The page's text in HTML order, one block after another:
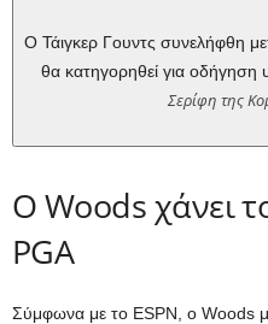
Ο Τάιγκερ Γουντς συνελήφθη
θα κατηγορηθεί για οδήγηση
Σερίφη της
Ο Woods χάνει
PGA
Σύμφωνα με το ESPN, ο Woods